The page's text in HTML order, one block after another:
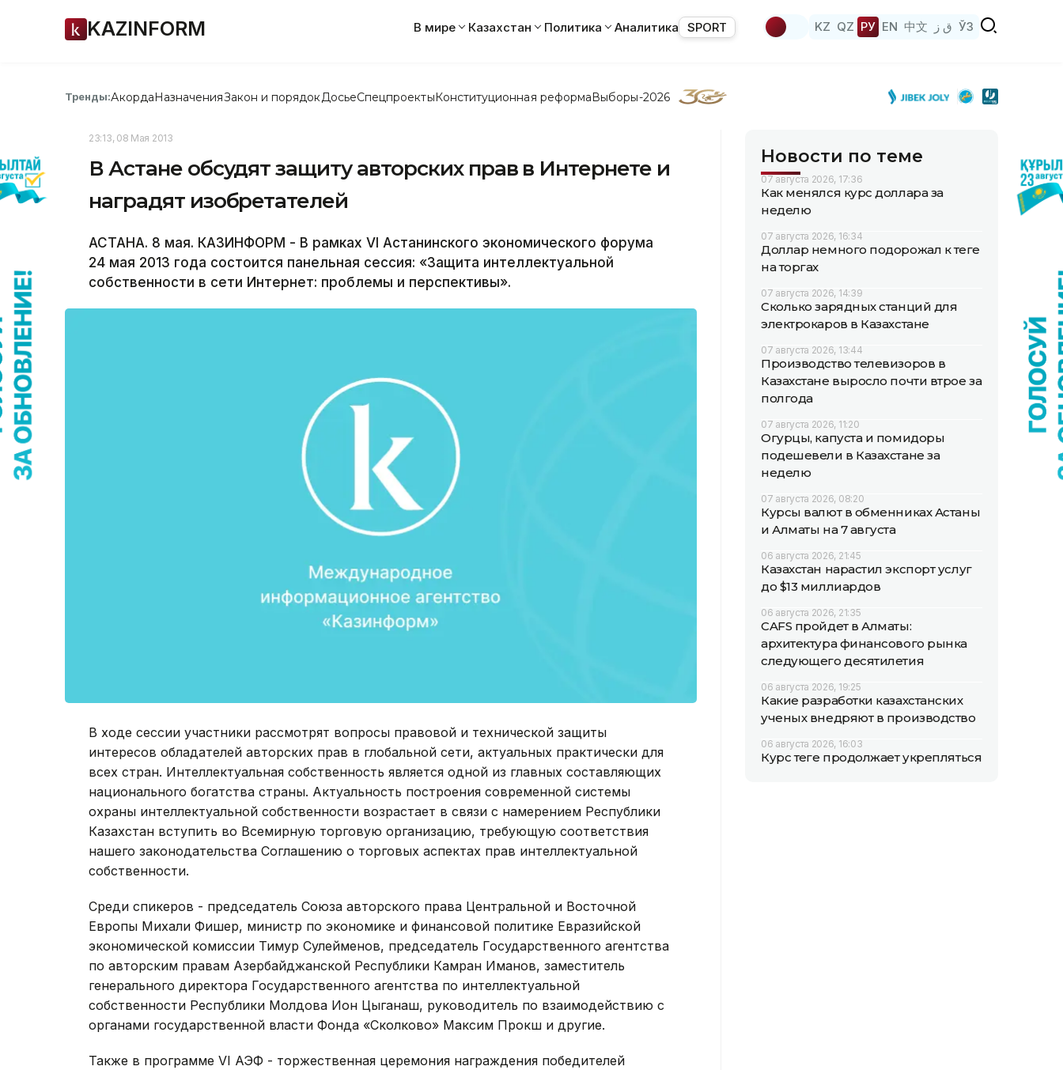
KAZINFORM В мире Казахстан Политика Аналитика SPORT KZ QZ РУ EN 中文 ق ز ЎЗ
Тренды:АкордаНазначенияЗакон и порядок ДосьеСпецпроектыКонституционная реформаВыборы-2026
23:13, 08 Мая 2013
В Астане обсудят защиту авторских прав в Интернете и
наградят изобретателей
АСТАНА. 8 мая. КАЗИНФОРМ - В рамках VI Астанинского экономического форума
24 мая 2013 года состоится панельная сессия: «Защита интеллектуальной
собственности в сети Интернет: проблемы и перспективы».
В ходе сессии участники рассмотрят вопросы правовой и технической защиты
интересов обладателей авторских прав в глобальной сети, актуальных практически для
всех стран. Интеллектуальная собственность является одной из главных составляющих
национального богатства страны. Актуальность построения современной системы
охраны интеллектуальной собственности возрастает в связи с намерением Республики
Казахстан вступить во Всемирную торговую организацию, требующую соответствия
нашего законодательства Соглашению о торговых аспектах прав интеллектуальной
собственности.
Среди спикеров - председатель Союза авторского права Центральной и Восточной
Европы Михали Фишер, министр по экономике и финансовой политике Евразийской
экономической комиссии Тимур Сулейменов, председатель Государственного агентства
по авторским правам Азербайджанской Республики Камран Иманов, заместитель
генерального директора Государственного агентства по интеллектуальной
собственности Республики Молдова Ион Цыганаш, руководитель по взаимодействию с
органами государственной власти Фонда «Сколково» Максим Прокш и другие.
Также в программе VI АЭФ - торжественная церемония награждения победителей
Новости по теме
07 августа 2026, 17:36
Как менялся курс доллара за
неделю
07 августа 2026, 16:34
Доллар немного подорожал к теңге
на торгах
07 августа 2026, 14:39
Сколько зарядных станций для
электрокаров в Казахстане
07 августа 2026, 13:44
Производство телевизоров в
Казахстане выросло почти втрое за
полгода
07 августа 2026, 11:20
Огурцы, капуста и помидоры
подешевели в Казахстане за
неделю
07 августа 2026, 08:20
Курсы валют в обменниках Астаны
и Алматы на 7 августа
06 августа 2026, 21:45
Казахстан нарастил экспорт услуг
до $13 миллиардов
06 августа 2026, 21:35
CAFS пройдет в Алматы:
архитектура финансового рынка
следующего десятилетия
06 августа 2026, 19:25
Какие разработки казахстанских
ученых внедряют в производство
06 августа 2026, 16:03
Курс теңге продолжает укрепляться